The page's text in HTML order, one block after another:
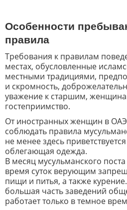
Особенности
правила
Требования к правилам
местах, обусловленные
местными традициями,
и скромность,
уважение к старшим,
гостеприимство.
От иностранных женщин в ОАЭ
соблюдать правила
не менее здесь
облегающая одежда.
В месяц мусульманского
время суток верующим
пищи и питья, а также
большая часть заведений
работает только в темное